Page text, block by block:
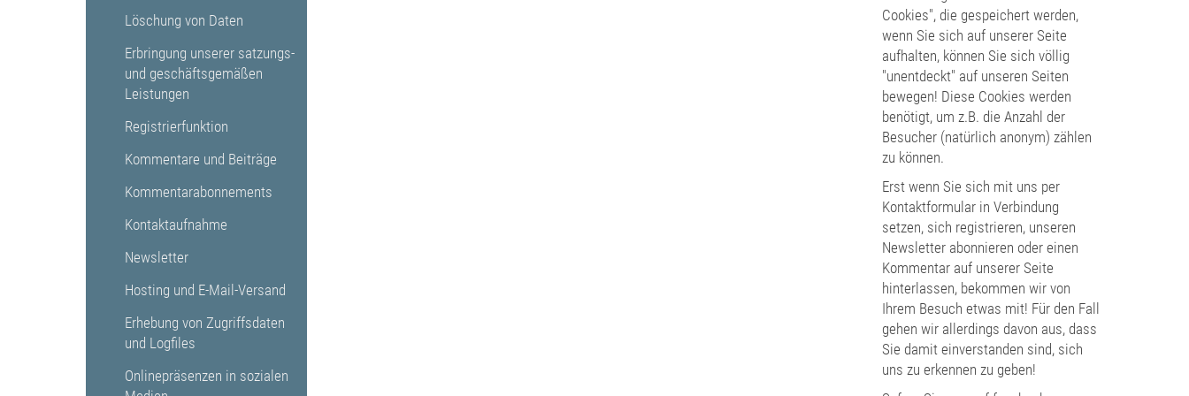
Cookies", die gespeichert werden,
wenn Sie sich auf unserer Seite
aufhalten, können Sie sich völlig
"unentdeckt" auf unseren Seiten
bewegen! Diese Cookies werden
benötigt, um z.B. die Anzahl der
Besucher (natürlich anonym) zählen
zu können.
Erst wenn Sie sich mit uns per
Kontaktformular in Verbindung
setzen, sich registrieren, unseren
Newsletter abonnieren oder einen
Kommentar auf unserer Seite
hinterlassen, bekommen wir von
Ihrem Besuch etwas mit! Für den Fall
gehen wir allerdings davon aus, dass
Sie damit einverstanden sind, sich
uns zu erkennen zu geben!
Löschung von Daten
Erbringung unserer satzungs-
und geschäftsgemäßen
Leistungen
Registrierfunktion
Kommentare und Beiträge
Kommentarabonnements
Kontaktaufnahme
Newsletter
Hosting und E-Mail-Versand
Erhebung von Zugriffsdaten
und Logfiles
Onlinepräsenzen in sozialen